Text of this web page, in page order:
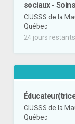
sociaux -
CIUSSS de la
Québec
24 jours restants
CIUSSS de la
Québec